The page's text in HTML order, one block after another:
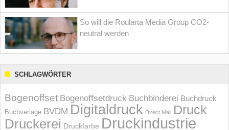
So will die Roularta Media Group CO2-
neutral werden
SCHLAGWÖRTER
Bogenoffset Bogenoffsetdruck Buchbinderei Buchdruck
Buchverlage BVDM Digitaldruck Direct Mail Druck
Druckerei Druckfarbe Druckindustrie